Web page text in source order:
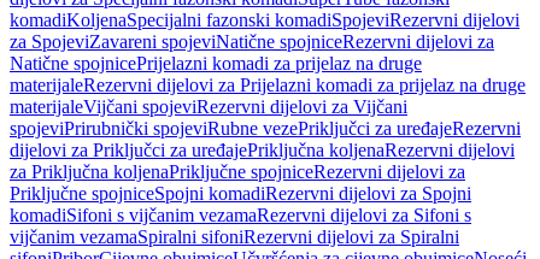
komadiKoljenaSpecijalni fazonski komadiSpojeviRezervni dijelovi
za SpojeviZavareni spojeviNatične spojniceRezervni dijelovi za
Natične spojnicePrijelazni komadi za prijelaz na druge
materijaleRezervni dijelovi za Prijelazni komadi za prijelaz na druge
materijaleVijčani spojeviRezervni dijelovi za Vijčani
spojeviPrirubnički spojeviRubne vezePriključci za uređajeRezervni
dijelovi za Priključci za uređajePriključna koljenaRezervni dijelovi
za Priključna koljenaPriključne spojniceRezervni dijelovi za
Priključne spojniceSpojni komadiRezervni dijelovi za Spojni
komadiSifoni s vijčanim vezamaRezervni dijelovi za Sifoni s
vijčanim vezamaSpiralni sifoniRezervni dijelovi za Spiralni